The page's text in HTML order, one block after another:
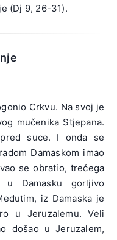
(Dj 9, 26-31).
Crkvu. Na svoj je
mučenika Stjepana.
suce. I onda se
Damaskom imao
se obratio, trećega
Damasku gorljivo
iz Damaska je
u Jeruzalemu. Veli
došao u Jeruzalem,